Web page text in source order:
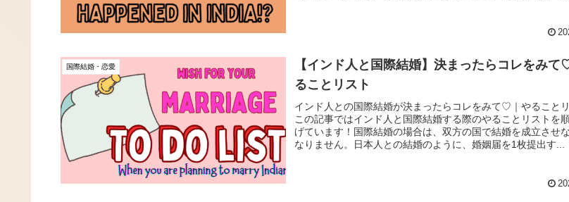
国際結婚・恋愛
【インド人と国際結婚】決まったらコレをみ
ることリスト
インド人との国際結婚が決まったらコレをみて♡｜やることリ
この記事ではインド人と国際結婚する際のやることリストを
げています！国際結婚の場合は、双方の国で結婚を成立させ
なりません。日本人との結婚のように、婚姻届を1枚提出す...